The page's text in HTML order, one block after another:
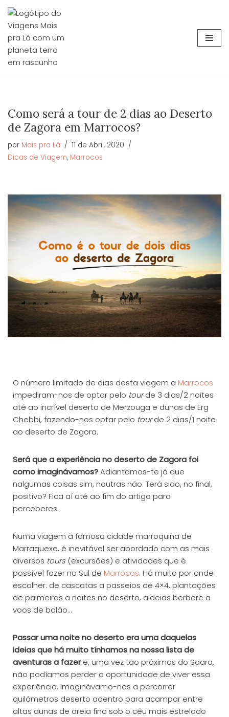
Avançar
para
o
conteúdo
Como será a tour de 2 dias ao Deserto
de Zagora em Marrocos?
por Mais pra Lá
11 de Abril, 2020
Dicas de Viagem, Marrocos
O número limitado de dias desta viagem a Marrocos
impediram-nos de optar pelo tourde 3 dias/2 noites
até ao incrível deserto de Merzouga e dunas de Erg
Chebbi, fazendo-nos optar pelo tourde 2 dias/1 noite
ao deserto de Zagora.
Será que a experiência no deserto de Zagora foi
como imaginávamos?Adiantamos-te já que
nalgumas coisas sim, noutras não. Terá sido, no final,
positivo? Fica aí até ao fim do artigo para
perceberes.
Numa viagem à famosa cidade marroquina de
Marraquexe, é inevitável ser abordado com as mais
diversos tours(excursões) e atividades que é
possível fazer no Sul de Marrocos. Há muito por onde
escolher: de cascatas a passeios de 4×4, plantações
de palmeiras a noites no deserto, aldeias berbere a
voos de balão…
Passar uma noite no deserto era uma daquelas
ideias que há muito tínhamos na nossa lista de
aventuras a fazere, uma vez tão próximos do Saara,
não podíamos perder a oportunidade de viver essa
experiência. Imaginávamo-nos a percorrer
quilómetros deserto adentro para acampar entre
altas dunas de areia fina sob o céu mais estrelado